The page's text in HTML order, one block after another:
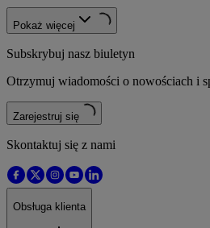
Pokaż więcej
Subskrybuj nasz biuletyn
Otrzymuj wiadomości o nowościach i
Zarejestruj się
Skontaktuj się z nami
Obsługa klienta